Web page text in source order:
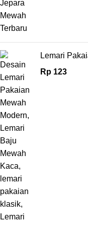
Lemari
Rp 123